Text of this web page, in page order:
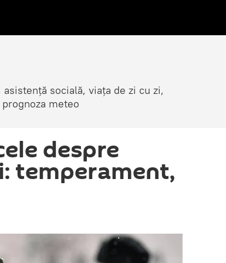
socială, viața de zi cu zi,
meteo
despre
temperament,